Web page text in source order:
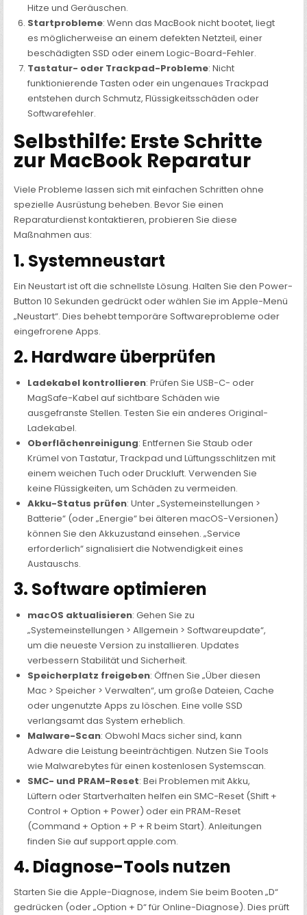
Hitze und Geräuschen.
Startprobleme: Wenn das MacBook nicht bootet, liegt
es möglicherweise an einem defekten Netzteil, einer
beschädigten SSD oder einem Logic-Board-Fehler.
Tastatur- oder Trackpad-Probleme: Nicht
funktionierende Tasten oder ein ungenaues Trackpad
entstehen durch Schmutz, Flüssigkeitsschäden oder
Softwarefehler.
Selbsthilfe: Erste Schritte
zur MacBook Reparatur
Viele Probleme lassen sich mit einfachen Schritten ohne
spezielle Ausrüstung beheben. Bevor Sie einen
Reparaturdienst kontaktieren, probieren Sie diese
Maßnahmen aus:
1. Systemneustart
Ein Neustart ist oft die schnellste Lösung. Halten Sie den Power-
Button 10 Sekunden gedrückt oder wählen Sie im Apple-Menü
„Neustart“. Dies behebt temporäre Softwareprobleme oder
eingefrorene Apps.
2. Hardware überprüfen
Ladekabel kontrollieren: Prüfen Sie USB-C- oder
MagSafe-Kabel auf sichtbare Schäden wie
ausgefranste Stellen. Testen Sie ein anderes Original-
Ladekabel.
Oberflächenreinigung: Entfernen Sie Staub oder
Krümel von Tastatur, Trackpad und Lüftungsschlitzen mit
einem weichen Tuch oder Druckluft. Verwenden Sie
keine Flüssigkeiten, um Schäden zu vermeiden.
Akku-Status prüfen: Unter „Systemeinstellungen >
Batterie“ (oder „Energie“ bei älteren macOS-Versionen)
können Sie den Akkuzustand einsehen. „Service
erforderlich“ signalisiert die Notwendigkeit eines
Austauschs.
3. Software optimieren
macOS aktualisieren: Gehen Sie zu
„Systemeinstellungen > Allgemein > Softwareupdate“,
um die neueste Version zu installieren. Updates
verbessern Stabilität und Sicherheit.
Speicherplatz freigeben: Öffnen Sie „Über diesen
Mac > Speicher > Verwalten“, um große Dateien, Cache
oder ungenutzte Apps zu löschen. Eine volle SSD
verlangsamt das System erheblich.
Malware-Scan: Obwohl Macs sicher sind, kann
Adware die Leistung beeinträchtigen. Nutzen Sie Tools
wie Malwarebytes für einen kostenlosen Systemscan.
SMC- und PRAM-Reset: Bei Problemen mit Akku,
Lüftern oder Startverhalten helfen ein SMC-Reset (Shift +
Control + Option + Power) oder ein PRAM-Reset
(Command + Option + P + R beim Start). Anleitungen
finden Sie auf support.apple.com.
4. Diagnose-Tools nutzen
Starten Sie die Apple-Diagnose, indem Sie beim Booten „D“
gedrücken (oder „Option + D“ für Online-Diagnose). Dies prüft